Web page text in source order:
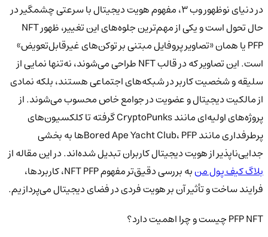
در دنیای نوظهور وب ۳، مفهوم هویت دیجیتال با سرعتی چشمگیر در
حال تحول است و یکی از مهم‌ترین جلوه‌های این تغییر، ظهور NFT
PFP یا همان «تصاویر پروفایل مبتنی بر توکن‌های غیرقابل‌تعویض»
است. این تصاویر که در قالب NFT طراحی می‌شوند، نه‌تنها نمایی از
سلیقه و شخصیت کاربر در شبکه‌های اجتماعی هستند، بلکه نمادی
از مالکیت دیجیتال و عضویت در جوامع خاص محسوب می‌شوند. از
پروژه‌های اولیه‌ای مانند CryptoPunks گرفته تا کلکسیون‌های
پرطرفداری مانند Bored Ape Yacht Club، PFPها به بخشی
جدایی‌ناپذیر از هویت دیجیتال کاربران تبدیل شده‌اند. در این مقاله از
بلاگ کیف پول من
به بررسی دقیق‌تر مفهوم NFT PFP، کاربردها،
فرایند ساخت و تأثیر آن بر هویت فردی در فضای دیجیتال می‌پردازیم.
PFP NFT چیست و چرا اهمیت دارد؟